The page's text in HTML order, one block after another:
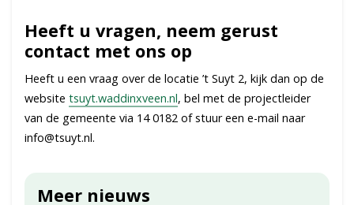
Heeft u vragen, neem gerust
contact met ons op
Heeft u een vraag over de locatie ’t Suyt 2, kijk dan op de
website tsuyt.waddinxveen.nl, bel met de projectleider
van de gemeente via 14 0182 of stuur een e-mail naar
info@tsuyt.nl.
Meer nieuws